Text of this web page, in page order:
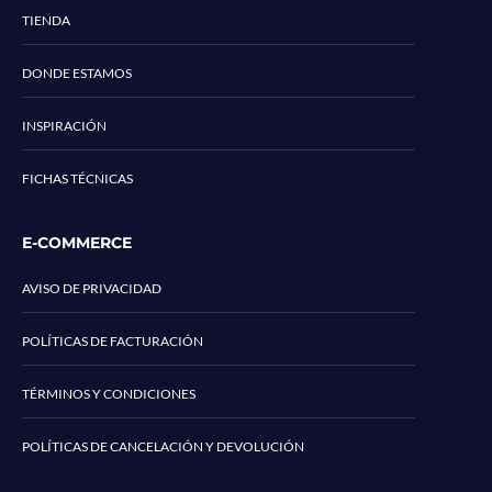
TIENDA
DONDE ESTAMOS
INSPIRACIÓN
FICHAS TÉCNICAS
E-COMMERCE
AVISO DE PRIVACIDAD
POLÍTICAS DE FACTURACIÓN
TÉRMINOS Y CONDICIONES
POLÍTICAS DE CANCELACIÓN Y DEVOLUCIÓN